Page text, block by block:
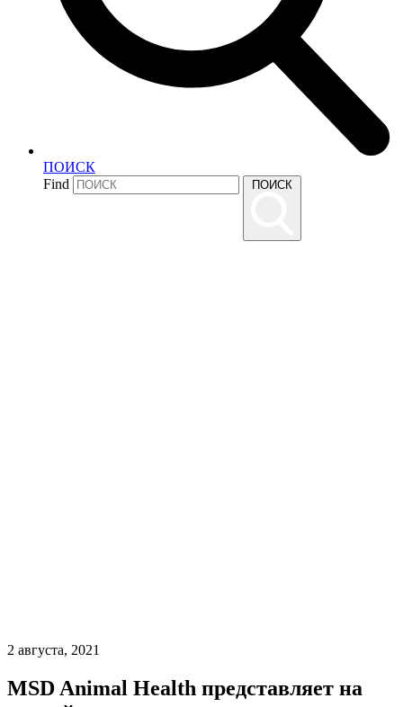
ПОИСК
Find
ПОИСК
2 августа, 2021
MSD Animal Health представляет на